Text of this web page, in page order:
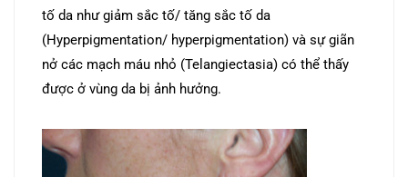
tố da như giảm sắc tố/ tăng sắc tố da
(Hyperpigmentation/ hyperpigmentation) và sự giãn
nở các mạch máu nhỏ (Telangiectasia) có thể thấy
được ở vùng da bị ảnh hưởng.